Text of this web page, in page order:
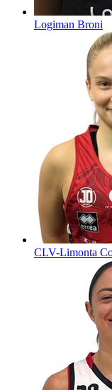
Logiman Broni
CLV-Limonta